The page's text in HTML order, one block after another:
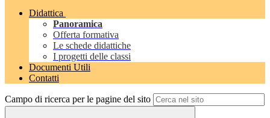
Didattica
Panoramica
Offerta formativa
Le schede didattiche
I progetti delle classi
Documenti Utili
Contatti
Campo di ricerca per le pagine del sito